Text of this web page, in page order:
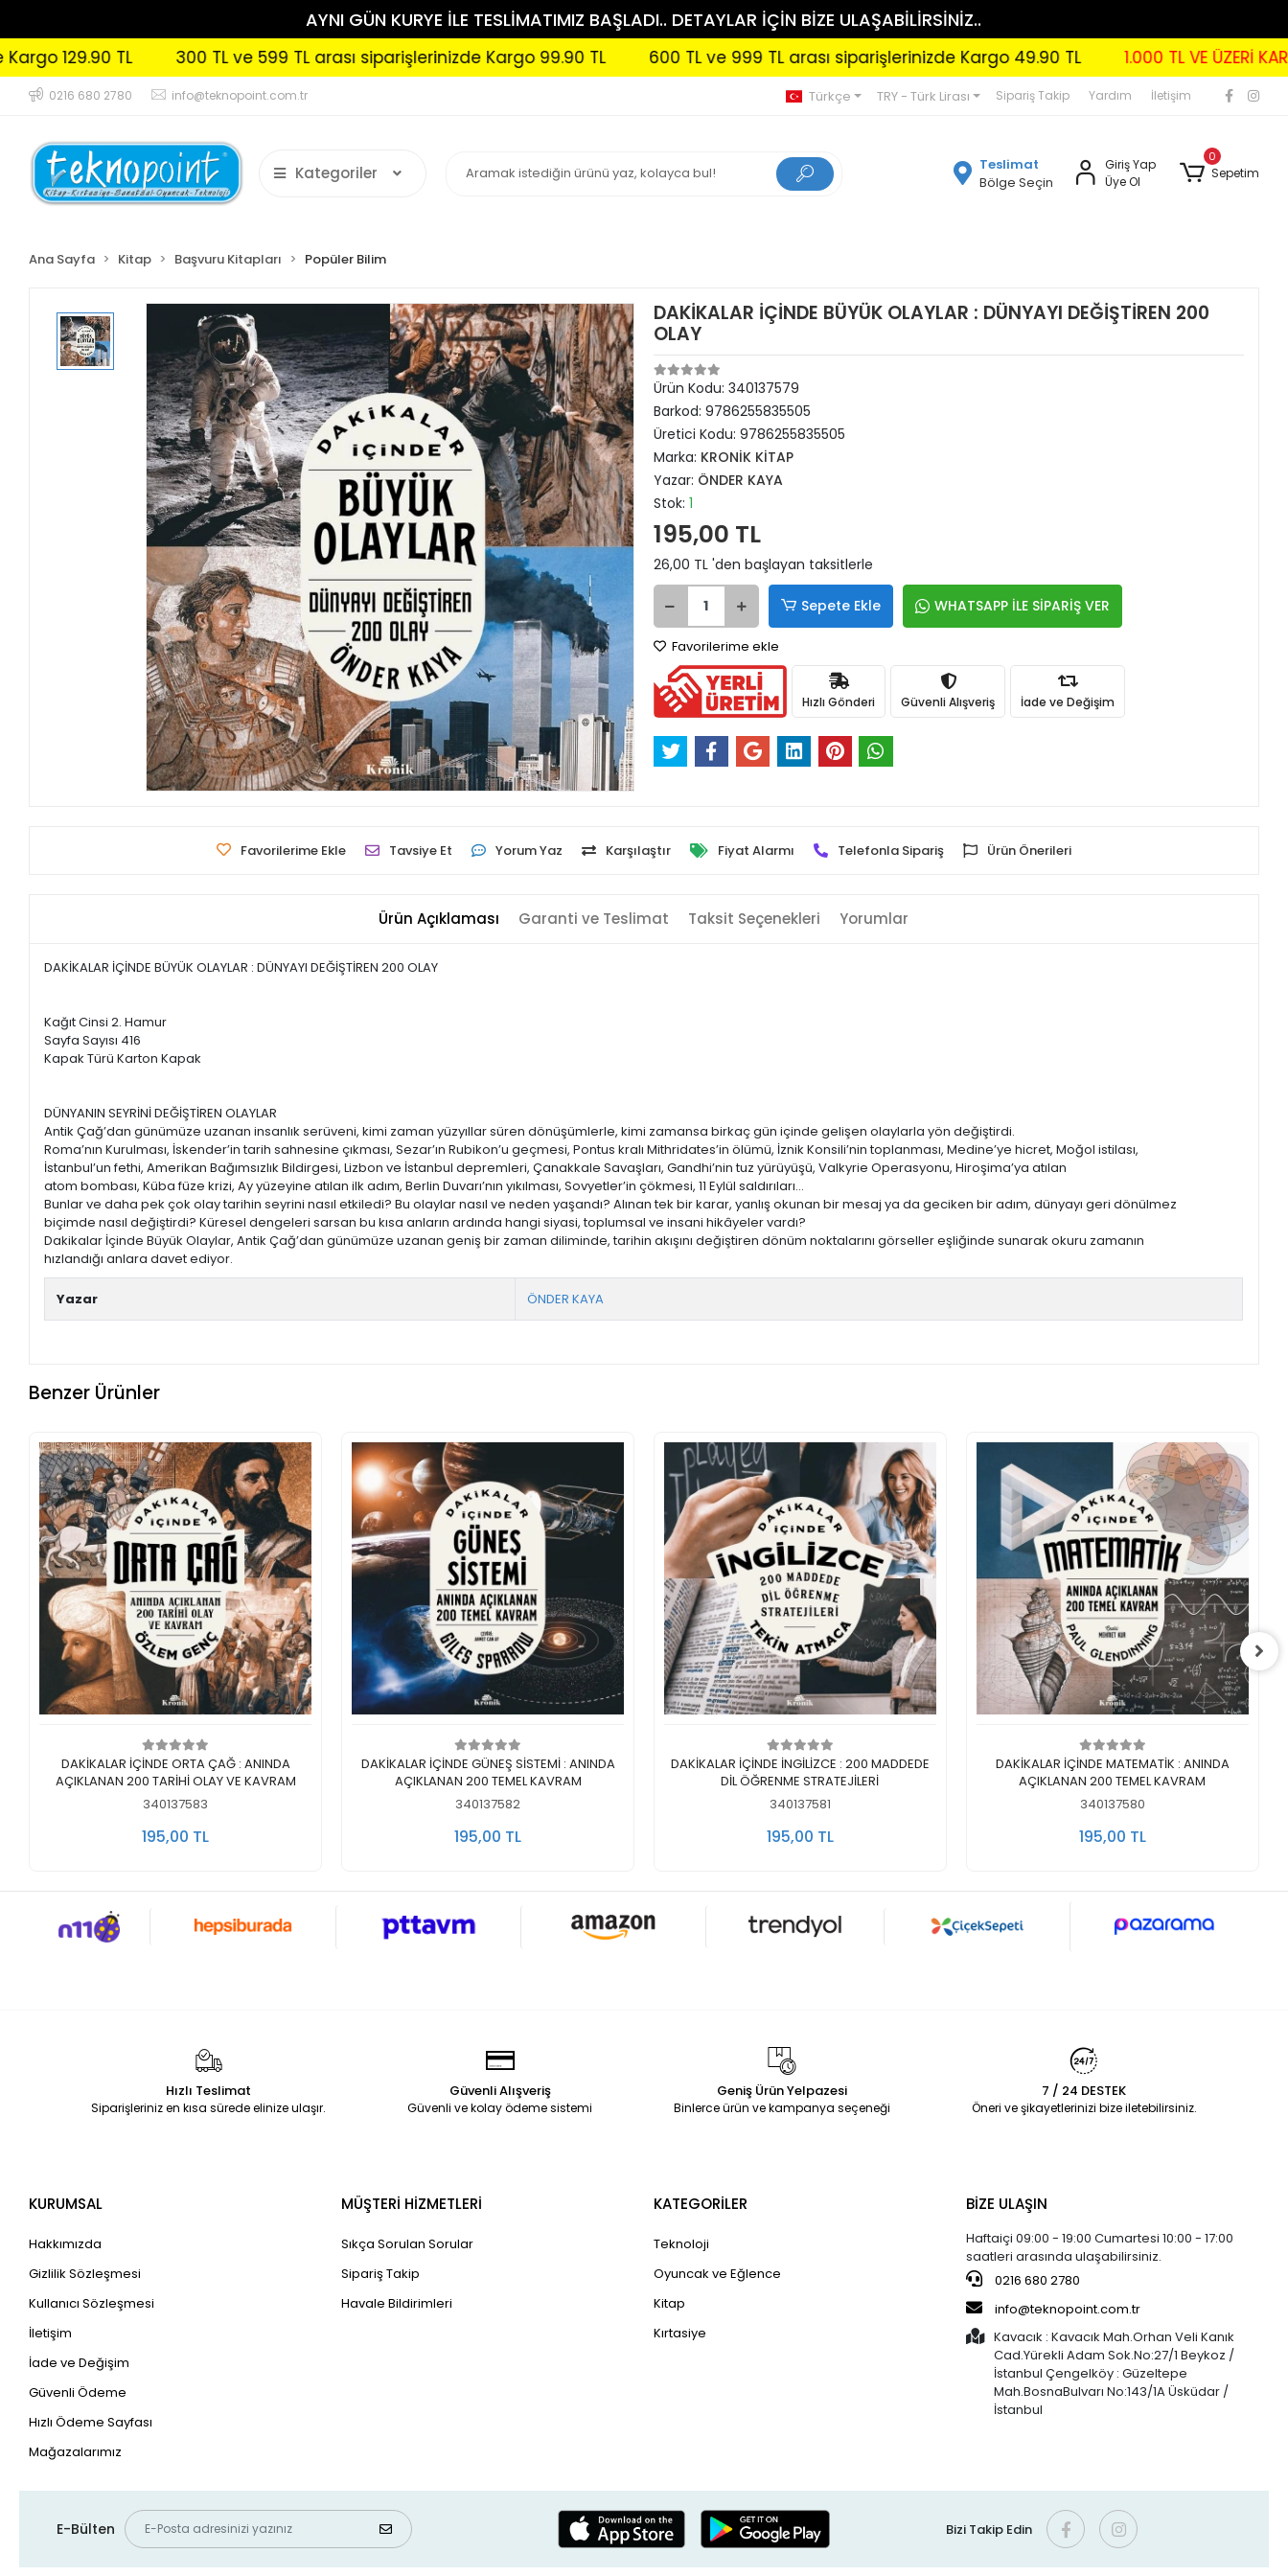
AYNI GÜN KURYE İLE TESLİMATIMIZ BAŞLADI.. DETAYLAR İÇİN BİZE ULAŞABİLİRSİNİZ..
TL 300 TL ve 599 TL arası siparişlerinizde Kargo 99.90 TL 600 TL ve 999 TL arası siparişlerinizde Kargo 49.90 TL 1.000 TL VE ÜZERİ KARGO
0216 680 2780 info@teknopoint.com.tr Türkçe TRY - Türk Lirası Sipariş Takip Yardım İletişim
Kategoriler
Teslimat
Bölge Seçin
Giriş Yap
Üye Ol
0
Sepetim
Ana Sayfa Kitap Başvuru Kitapları Popüler Bilim
DAKİKALAR İÇİNDE BÜYÜK OLAYLAR : DÜNYAYI DEĞİŞTİREN 200
OLAY
Ürün Kodu: 340137579
Barkod: 9786255835505
Üretici Kodu: 9786255835505
Marka: KRONİK KİTAP
Yazar: ÖNDER KAYA
Stok: 1
195,00 TL
26,00 TL 'den başlayan taksitlerle
Sepete Ekle WHATSAPP İLE SİPARİŞ VER
Favorilerime ekle
Hızlı Gönderi Güvenli Alışveriş İade ve Değişim
Favorilerime Ekle Tavsiye Et Yorum Yaz Karşılaştır Fiyat Alarmı Telefonla Sipariş Ürün Önerileri
Ürün Açıklaması Garanti ve Teslimat Taksit Seçenekleri Yorumlar
DAKİKALAR İÇİNDE BÜYÜK OLAYLAR : DÜNYAYI DEĞİŞTİREN 200 OLAY
Kağıt Cinsi 2. Hamur
Sayfa Sayısı 416
Kapak Türü Karton Kapak
DÜNYANIN SEYRİNİ DEĞİŞTİREN OLAYLAR
Antik Çağ’dan günümüze uzanan insanlık serüveni, kimi zaman yüzyıllar süren dönüşümlerle, kimi zamansa birkaç gün içinde gelişen olaylarla yön değiştirdi.
Roma’nın Kurulması, İskender’in tarih sahnesine çıkması, Sezar’ın Rubikon’u geçmesi, Pontus kralı Mithridates’in ölümü, İznik Konsili’nin toplanması, Medine’ye hicret, Moğol istilası,
İstanbul’un fethi, Amerikan Bağımsızlık Bildirgesi, Lizbon ve İstanbul depremleri, Çanakkale Savaşları, Gandhi’nin tuz yürüyüşü, Valkyrie Operasyonu, Hiroşima’ya atılan
atom bombası, Küba füze krizi, Ay yüzeyine atılan ilk adım, Berlin Duvarı’nın yıkılması, Sovyetler’in çökmesi, 11 Eylül saldırıları…
Bunlar ve daha pek çok olay tarihin seyrini nasıl etkiledi? Bu olaylar nasıl ve neden yaşandı? Alınan tek bir karar, yanlış okunan bir mesaj ya da geciken bir adım, dünyayı geri dönülmez
biçimde nasıl değiştirdi? Küresel dengeleri sarsan bu kısa anların ardında hangi siyasi, toplumsal ve insani hikâyeler vardı?
Dakikalar İçinde Büyük Olaylar, Antik Çağ’dan günümüze uzanan geniş bir zaman diliminde, tarihin akışını değiştiren dönüm noktalarını görseller eşliğinde sunarak okuru zamanın
hızlandığı anlara davet ediyor.
Yazar ÖNDER KAYA
Benzer Ürünler
Sepete Ekle
DAKİKALAR İÇİNDE ORTA ÇAĞ : ANINDA
AÇIKLANAN 200 TARİHİ OLAY VE KAVRAM
340137583
195,00 TL
Sepete Ekle
DAKİKALAR İÇİNDE GÜNEŞ SİSTEMİ : ANINDA
AÇIKLANAN 200 TEMEL KAVRAM
340137582
195,00 TL
Sepete Ekle
DAKİKALAR İÇİNDE İNGİLİZCE : 200 MADDEDE
DİL ÖĞRENME STRATEJİLERİ
340137581
195,00 TL
Sepete Ekle
DAKİKALAR İÇİNDE MATEMATİK : ANINDA
AÇIKLANAN 200 TEMEL KAVRAM
340137580
195,00 TL
Hızlı Teslimat
Siparişleriniz en kısa sürede elinize ulaşır.
Güvenli Alışveriş
Güvenli ve kolay ödeme sistemi
Geniş Ürün Yelpazesi
Binlerce ürün ve kampanya seçeneği
7 / 24 DESTEK
Öneri ve şikayetlerinizi bize iletebilirsiniz.
KURUMSAL
Hakkımızda
Gizlilik Sözleşmesi
Kullanıcı Sözleşmesi
İletişim
İade ve Değişim
Güvenli Ödeme
Hızlı Ödeme Sayfası
Mağazalarımız
MÜŞTERİ HİZMETLERİ
Sıkça Sorulan Sorular
Sipariş Takip
Havale Bildirimleri
KATEGORİLER
Teknoloji
Oyuncak ve Eğlence
Kitap
Kırtasiye
BİZE ULAŞIN
Haftaiçi 09:00 - 19:00 Cumartesi 10:00 - 17:00
saatleri arasında ulaşabilirsiniz.
0216 680 2780
info@teknopoint.com.tr
Kavacık : Kavacık Mah.Orhan Veli Kanık
Cad.Yürekli Adam Sok.No:27/1 Beykoz /
İstanbul Çengelköy : Güzeltepe
Mah.BosnaBulvarı No:143/1A Üsküdar /
İstanbul
E-Bülten Bizi Takip Edin